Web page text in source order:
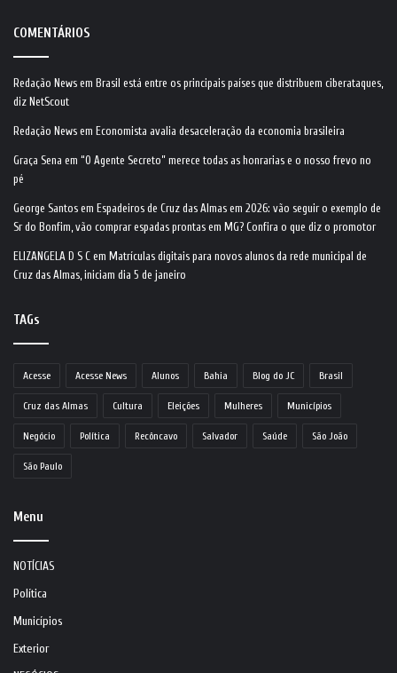
COMENTÁRIOS
Redação News em Brasil está entre os principais países que distribuem ciberataques,
diz NetScout
Redação News em Economista avalia desaceleração da economia brasileira
Graça Sena em “O Agente Secreto” merece todas as honrarias e o nosso frevo no
pé
George Santos em Espadeiros de Cruz das Almas em 2026: vão seguir o exemplo de
Sr do Bonfim, vão comprar espadas prontas em MG? Confira o que diz o promotor
ELIZANGELA D S C em Matrículas digitais para novos alunos da rede municipal de
Cruz das Almas, iniciam dia 5 de janeiro
TAGs
Acesse Acesse News Alunos Bahia Blog do JC Brasil
Cruz das Almas Cultura Eleições Mulheres Municípios
Negócio Política Recôncavo Salvador Saúde São João
São Paulo
Menu
NOTÍCIAS
Política
Municípios
Exterior